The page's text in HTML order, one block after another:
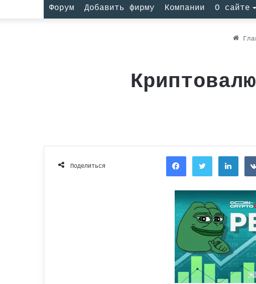
Форум Добавить фирму Компании О сайте
Поделиться
FacebookTwitter